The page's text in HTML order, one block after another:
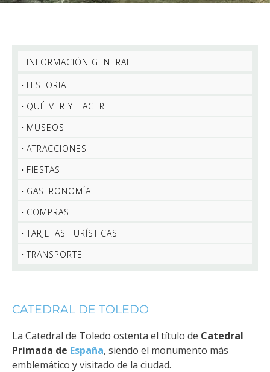
INFORMACIÓN GENERAL
HISTORIA
QUÉ VER Y HACER
MUSEOS
ATRACCIONES
FIESTAS
GASTRONOMÍA
COMPRAS
TARJETAS TURÍSTICAS
TRANSPORTE
CATEDRAL DE TOLEDO
La Catedral de Toledo ostenta el título de Catedral
Primada de España, siendo el monumento más
emblemático y visitado de la ciudad.